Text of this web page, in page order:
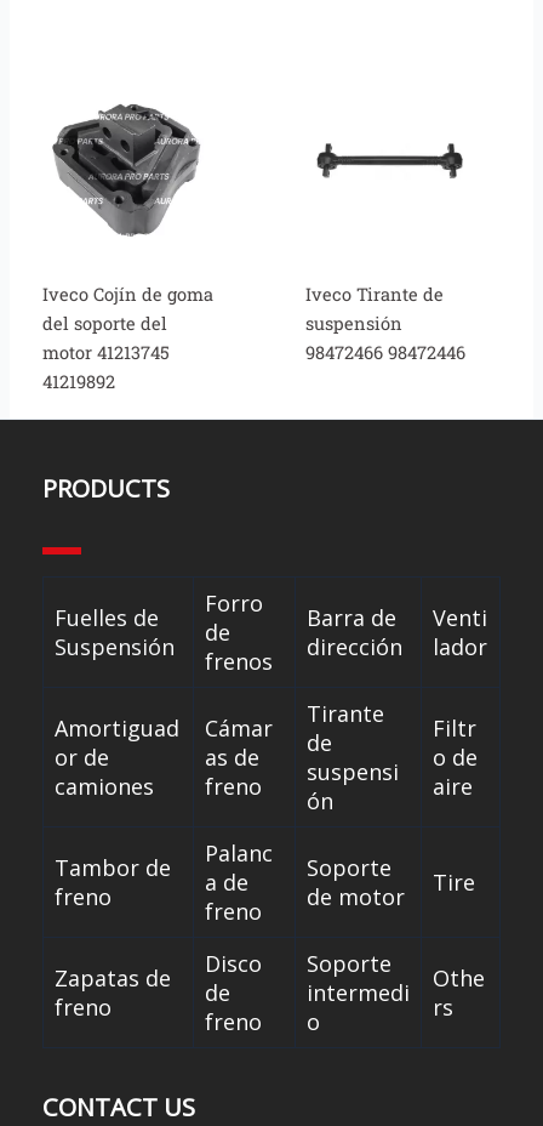
Iveco Cojín de goma
del soporte del
motor 41213745
41219892
Iveco Tirante de
suspensión
98472466 98472446
PRODUCTS
Fuelles de
Suspensión
Forro
de
frenos
Barra de
dirección
Venti
lador
Amortiguad
or de
camiones
Cámar
as de
freno
Tirante
de
suspensi
ón
Filtr
o de
aire
Tambor de
freno
Palanc
a de
freno
Soporte
de motor
Tire
Zapatas de
freno
Disco
de
freno
Soporte
intermedi
o
Othe
rs
CONTACT US